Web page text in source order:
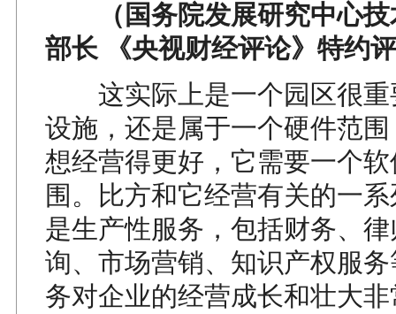
（国务院发展研究中心技
部长 《央视财经评论》特约
这实际上是一个园区很重
设施，还是属于一个硬件范
想经营得更好，它需要一个
围。比方和它经营有关的一
是生产性服务，包括财务、
询、市场营销、知识产权服
务对企业的经营成长和壮大